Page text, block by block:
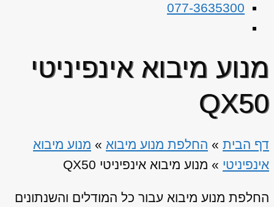
077-3635300
מנוע מיבוא אינפיניטי
QX50
דף הבית » החלפת מנוע מיבוא » מנוע מיבוא
אינפיניטי » מנוע מיבוא אינפיניטי QX50
החלפת מנוע מיבוא עבור כל המודלים והשנתונים